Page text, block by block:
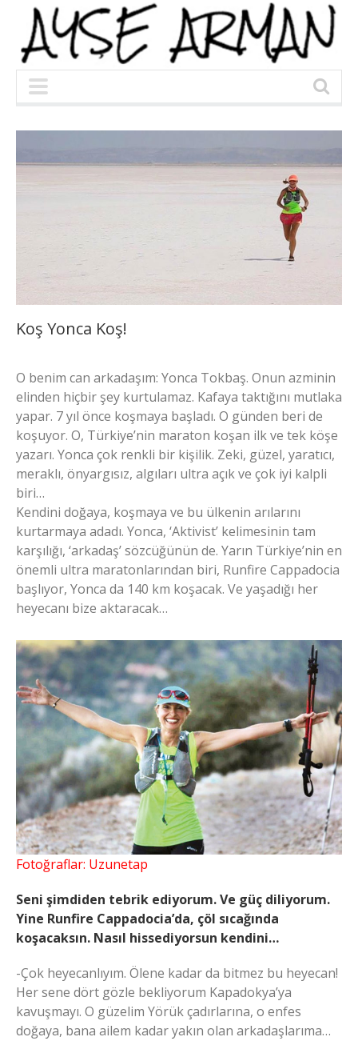
Koş Yonca Koş!
O benim can arkadaşım: Yonca Tokbaş. Onun azminin
elinden hiçbir şey kurtulamaz. Kafaya taktığını mutlaka
yapar. 7 yıl önce koşmaya başladı. O günden beri de
koşuyor. O, Türkiye’nin maraton koşan ilk ve tek köşe
yazarı. Yonca çok renkli bir kişilik. Zeki, güzel, yaratıcı,
meraklı, önyargısız, algıları ultra açık ve çok iyi kalpli
biri…
Kendini doğaya, koşmaya ve bu ülkenin arılarını
kurtarmaya adadı. Yonca, ‘Aktivist’ kelimesinin tam
karşılığı, ‘arkadaş’ sözcüğünün de. Yarın Türkiye’nin en
önemli ultra maratonlarından biri, Runfire Cappadocia
başlıyor, Yonca da 140 km koşacak. Ve yaşadığı her
heyecanı bize aktaracak…
Fotoğraflar: Uzunetap
Seni şimdiden tebrik ediyorum. Ve güç diliyorum.
Yine Runfire Cappadocia’da, çöl sıcağında
koşacaksın. Nasıl hissediyorsun kendini…
-Çok heyecanlıyım. Ölene kadar da bitmez bu heyecan!
Her sene dört gözle bekliyorum Kapadokya’ya
kavuşmayı. O güzelim Yörük çadırlarına, o enfes
doğaya, bana ailem kadar yakın olan arkadaşlarıma…